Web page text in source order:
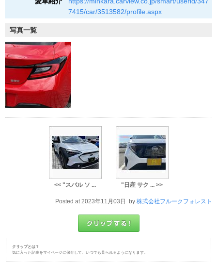
7415/car/3513582/profile.aspx
写真一覧
<< "スバル ソ ... "日産 サク ... >>
Posted at 2023年11月03日 by 株式会社フルークフォレスト
クリップとは？
気に入った記事をマイページに保存して、いつでも見られるようになります。